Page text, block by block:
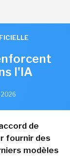
l'IA
2026
de
fournir des
modèles